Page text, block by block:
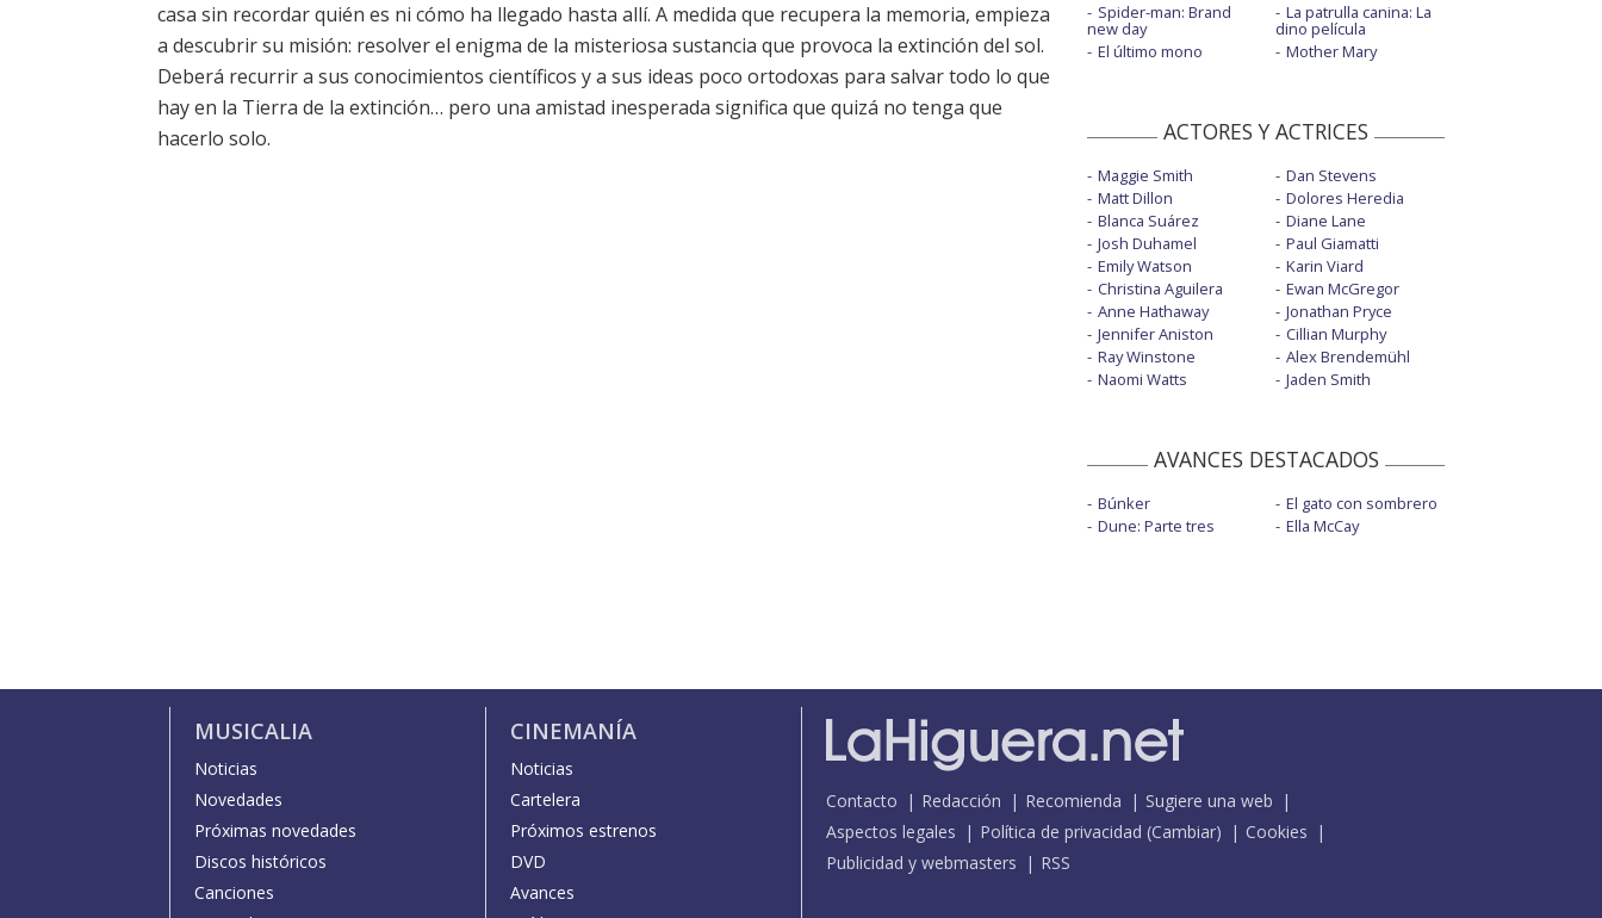
casa sin recordar quién es ni cómo ha llegado hasta allí. A medida que recupera la memoria, empieza
a descubrir su misión: resolver el enigma de la misteriosa sustancia que provoca la extinción del sol.
Deberá recurrir a sus conocimientos científicos y a sus ideas poco ortodoxas para salvar todo lo que
hay en la Tierra de la extinción… pero una amistad inesperada significa que quizá no tenga que
hacerlo solo.
Spider-man: Brand
new day
El último mono
La patrulla canina: La
dino película
Mother Mary
ACTORES Y ACTRICES
Maggie Smith
Matt Dillon
Blanca Suárez
Josh Duhamel
Emily Watson
Christina Aguilera
Anne Hathaway
Jennifer Aniston
Ray Winstone
Naomi Watts
Dan Stevens
Dolores Heredia
Diane Lane
Paul Giamatti
Karin Viard
Ewan McGregor
Jonathan Pryce
Cillian Murphy
Alex Brendemühl
Jaden Smith
AVANCES DESTACADOS
Búnker
Dune: Parte tres
El gato con sombrero
Ella McCay
MUSICALIA
Noticias
Novedades
Próximas novedades
Discos históricos
Canciones
CINEMANÍA
Noticias
Cartelera
Próximos estrenos
DVD
Avances
Contacto Redacción Recomienda
Sugiere una web
Aspectos legales
Política de privacidad (Cambiar)
Cookies
Publicidad y webmasters
RSS